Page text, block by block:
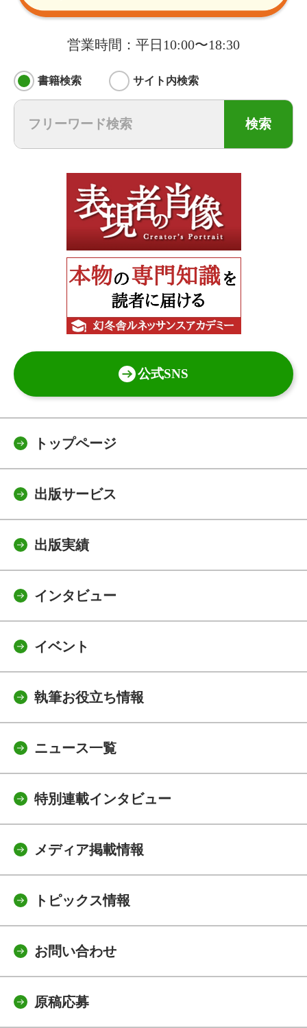
営業時間：平日10:00〜18:30
書籍検索 サイト内検索
検索
公式SNS
トップページ
出版サービス
出版実績
インタビュー
イベント
執筆お役立ち情報
ニュース一覧
特別連載インタビュー
メディア掲載情報
トピックス情報
お問い合わせ
原稿応募